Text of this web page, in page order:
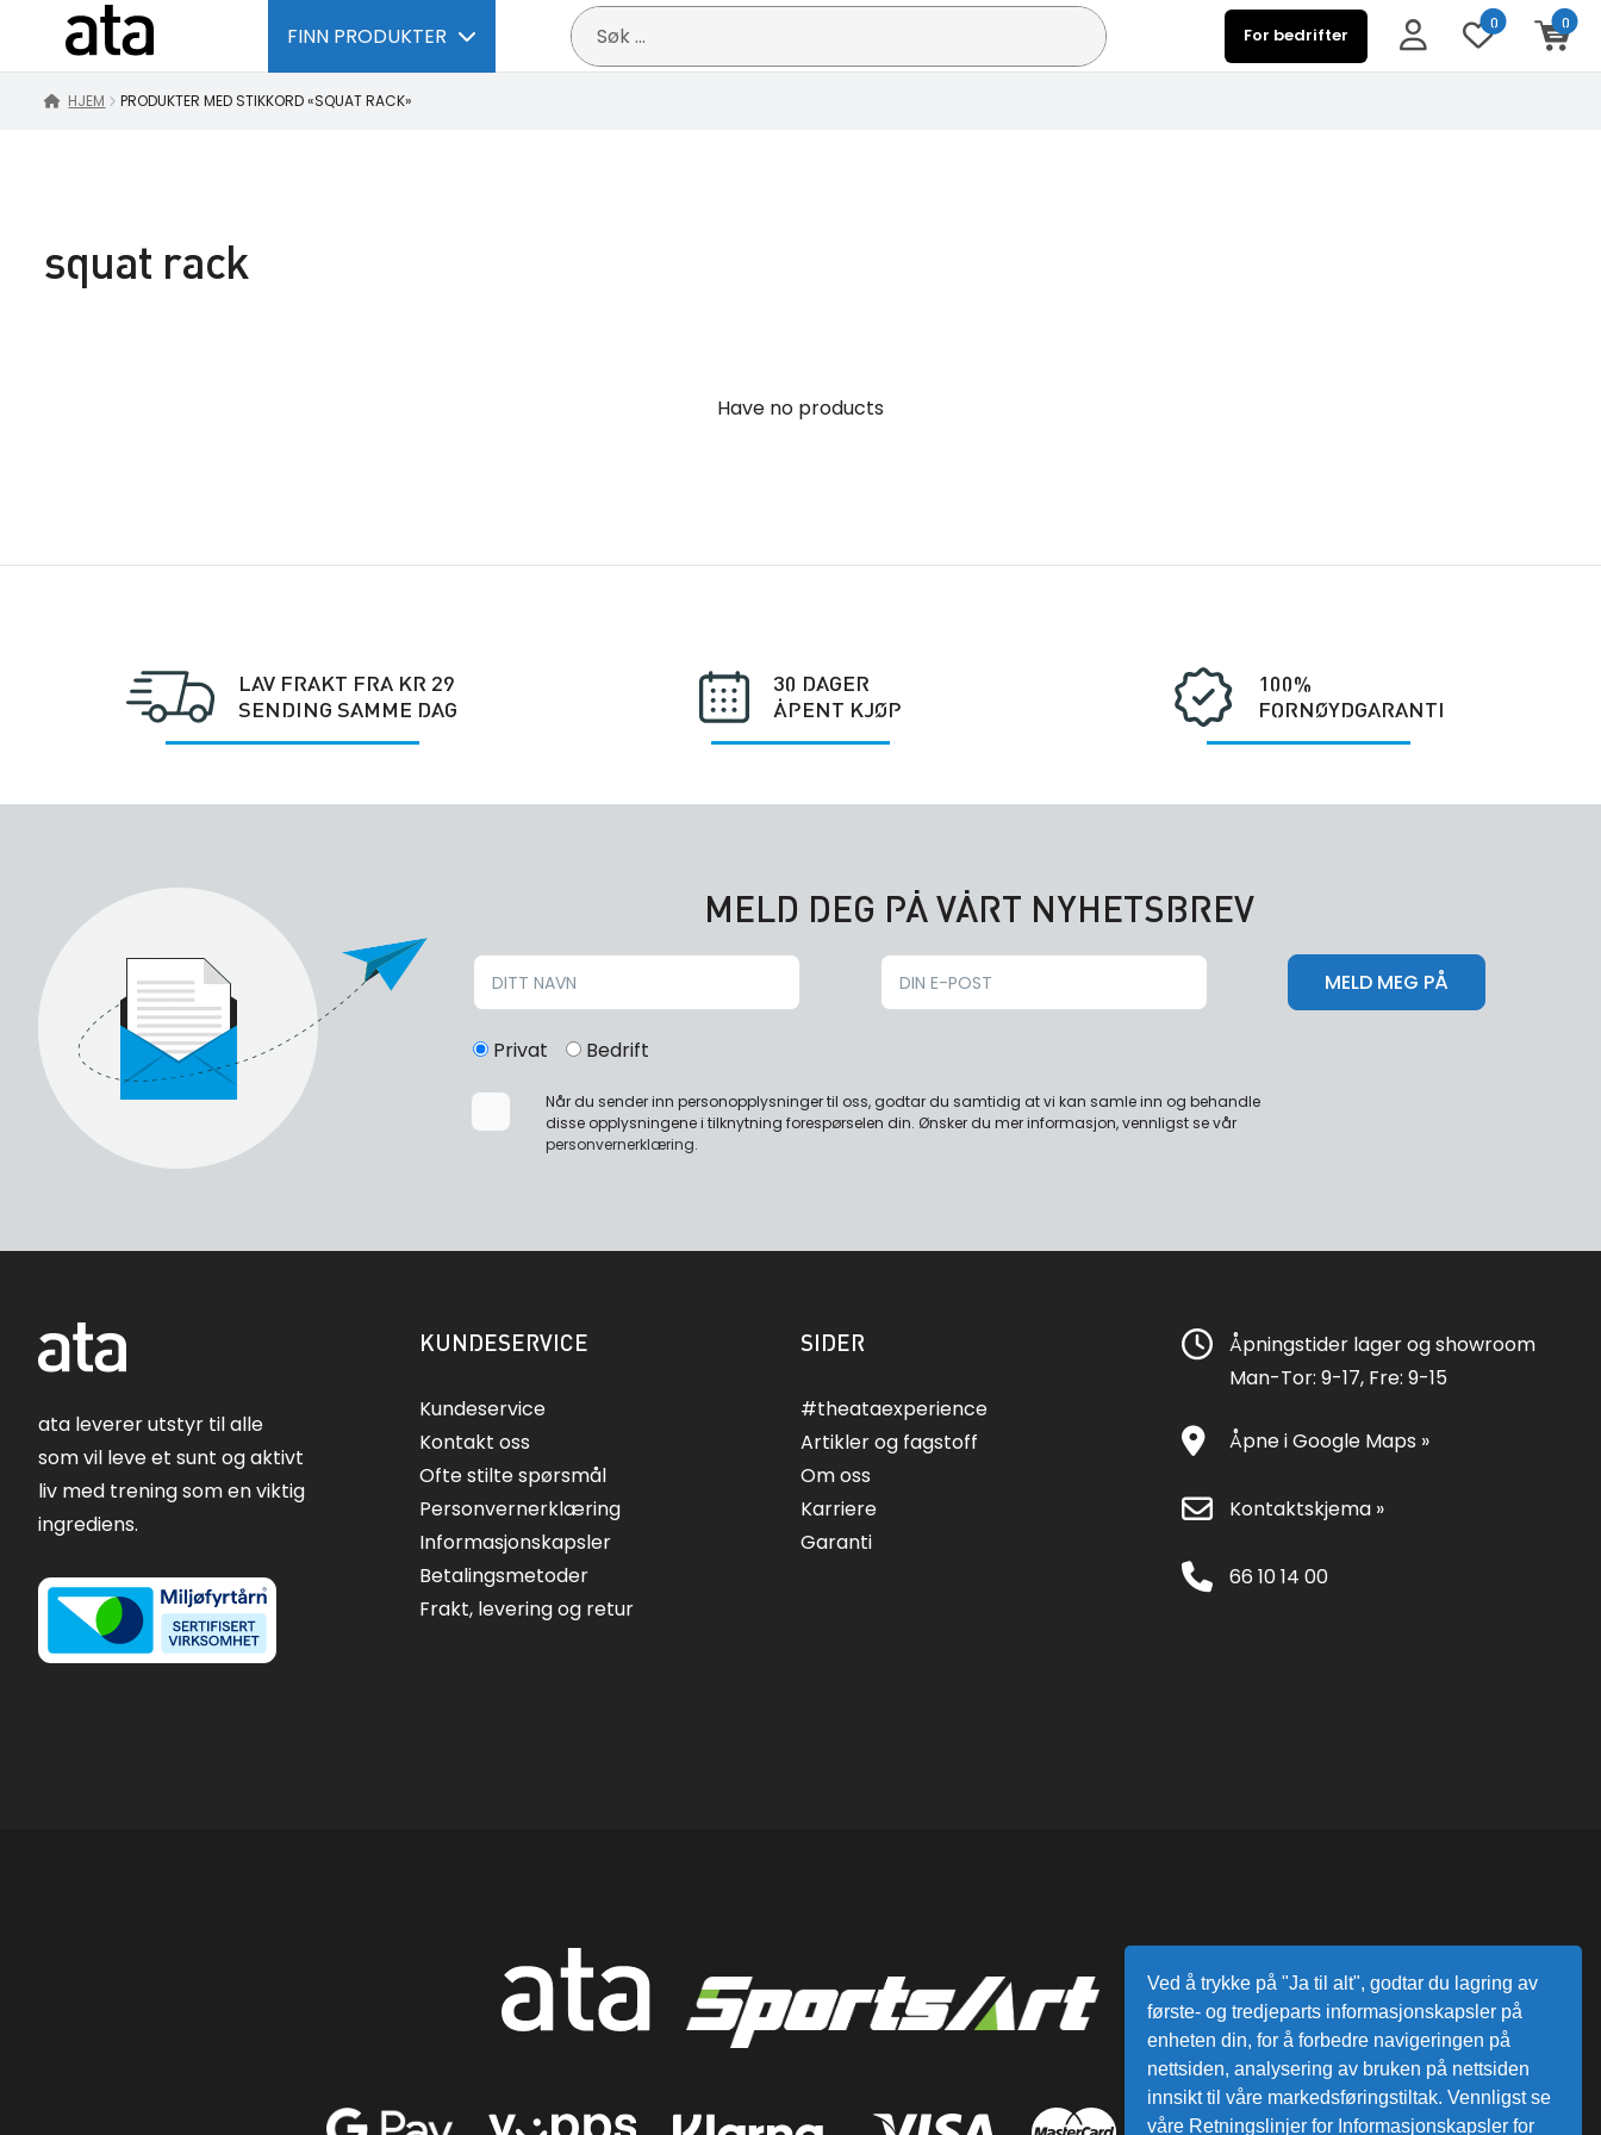
FINN PRODUKTER
Søk
etter:
For bedrifter
0 0
HJEM PRODUKTER MED STIKKORD «SQUAT RACK»
squat rack
Have no products
LAV FRAKT FRA KR 29
SENDING SAMME DAG
30 DAGER
ÅPENT KJØP
100%
FORNØYDGARANTI
MELD DEG PÅ VÅRT NYHETSBREV
Privat Bedrift
Når du sender inn personopplysninger til oss, godtar du samtidig at vi kan samle inn og behandle
disse opplysningene i tilknytning forespørselen din. Ønsker du mer informasjon, vennligst se vår
personvernerklæring.
ata leverer utstyr til alle
som vil leve et sunt og aktivt
liv med trening som en viktig
ingrediens.
KUNDESERVICE
Kundeservice
Kontakt oss
Ofte stilte spørsmål
Personvernerklæring
Informasjonskapsler
Betalingsmetoder
Frakt, levering og retur
SIDER
#theataexperience
Artikler og fagstoff
Om oss
Karriere
Garanti
Åpningstider lager og showroom
Man-Tor: 9-17, Fre: 9-15
Åpne i Google Maps »
Kontaktskjema »
66 10 14 00
Ved å trykke på "Ja til alt", godtar du lagring av
første- og tredjeparts informasjonskapsler på
enheten din, for å forbedre navigeringen på
nettsiden, analysering av bruken på nettsiden
innsikt til våre markedsføringstiltak. Vennligst se
våre Retningslinjer for Informasjonskapsler for